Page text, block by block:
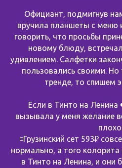
Официант, подмигнув
вручила планшеты с меню
говорить, что просьбы
новому блюду,
удивлением. Салфетки
пользовались своими. Но
тренде, то спишем
Если в Тинто на Ленина
вызывала у меня желание
◽️Грузинский сет 593₽
нормально, а того
в Тинто на Ленина, и они